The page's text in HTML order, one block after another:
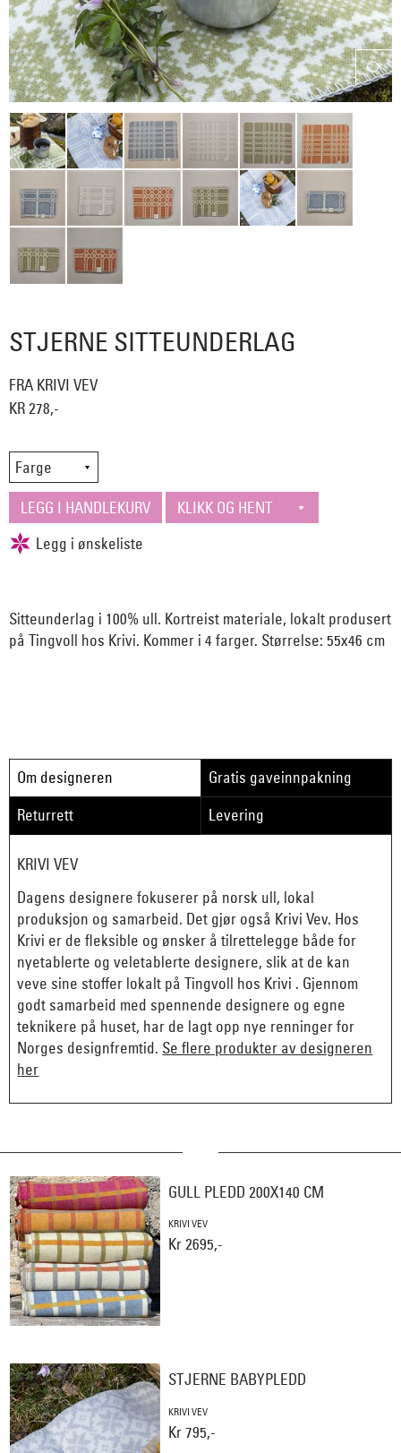
STJERNE SITTEUNDERLAG
FRA KRIVI VEV
KR 278,-
Sitteunderlag i 100% ull. Kortreist materiale, lokalt produsert
på Tingvoll hos Krivi. Kommer i 4 farger. Størrelse: 55x46 cm
Om designeren
Gratis gaveinnpakning
Returrett
Levering
KRIVI VEV
Dagens designere fokuserer på norsk ull, lokal
produksjon og samarbeid. Det gjør også Krivi Vev. Hos
Krivi er de fleksible og ønsker å tilrettelegge både for
nyetablerte og veletablerte designere, slik at de kan
veve sine stoffer lokalt på Tingvoll hos Krivi . Gjennom
godt samarbeid med spennende designere og egne
teknikere på huset, har de lagt opp nye renninger for
Norges designfremtid. Se flere produkter av designeren
her
GULL PLEDD 200X140 CM
KRIVI VEV
Kr 2695,-
STJERNE BABYPLEDD
KRIVI VEV
Kr 795,-